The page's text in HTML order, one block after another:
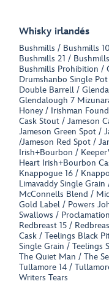
Whisky irlandés
Bushmills / Bushmills
Bushmills 21 /
Bushmills Prohibition /
Drumshanbo Single
Double Barrell /
Glendalough 7
Honey / Irishman
Cask Stout / Jameson
Jameson Green Spot /
/Jameson Red Spot /
Irish+Bourbon /
Heart Irish+Bourbon
Knappogue 16 /
Limavaddy Single
McConnells Blend /
Gold Label / Powers
Swallows /
Redbreast 15 /
Cask / Teelings Black
Single Grain / Teelings
The Quiet Man / The
Tullamore 14 /
Writers Tears